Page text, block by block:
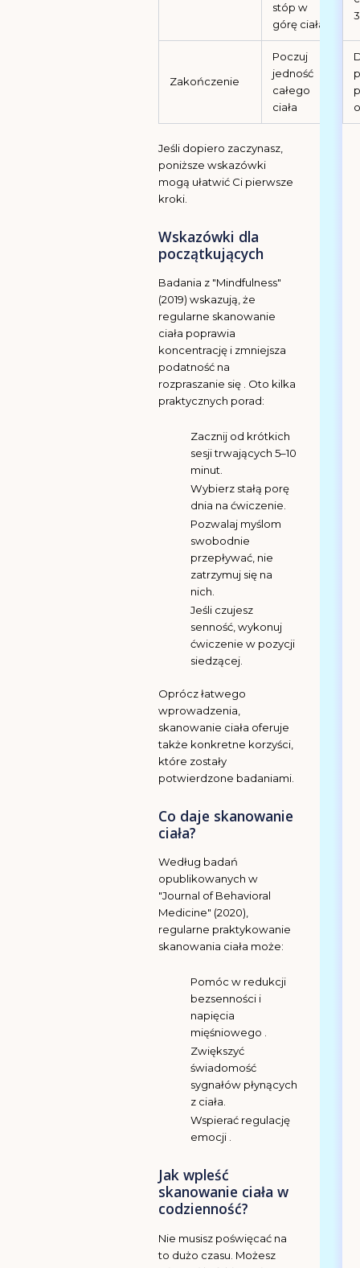
stóp w
górę ciała
Zakończenie
Poczuj
jedność
całego
ciała
Jeśli dopiero zaczynasz,
poniższe wskazówki
mogą ułatwić Ci pierwsze
kroki.
Wskazówki dla
początkujących
Badania z "Mindfulness"
(2019) wskazują, że
regularne skanowanie
ciała poprawia
koncentrację i zmniejsza
podatność na
rozpraszanie się . Oto kilka
praktycznych porad:
Zacznij od krótkich
sesji trwających 5–10
minut.
Wybierz stałą porę
dnia na ćwiczenie.
Pozwalaj myślom
swobodnie
przepływać, nie
zatrzymuj się na
nich.
Jeśli czujesz
senność, wykonuj
ćwiczenie w pozycji
siedzącej.
Oprócz łatwego
wprowadzenia,
skanowanie ciała oferuje
także konkretne korzyści,
które zostały
potwierdzone badaniami.
Co daje skanowanie
ciała?
Według badań
opublikowanych w
"Journal of Behavioral
Medicine" (2020),
regularne praktykowanie
skanowania ciała może:
Pomóc w redukcji
bezsenności i
napięcia
mięśniowego .
Zwiększyć
świadomość
sygnałów płynących
z ciała.
Wspierać regulację
emocji .
Jak wpleść
skanowanie ciała w
codzienność?
Nie musisz poświęcać na
to dużo czasu. Możesz